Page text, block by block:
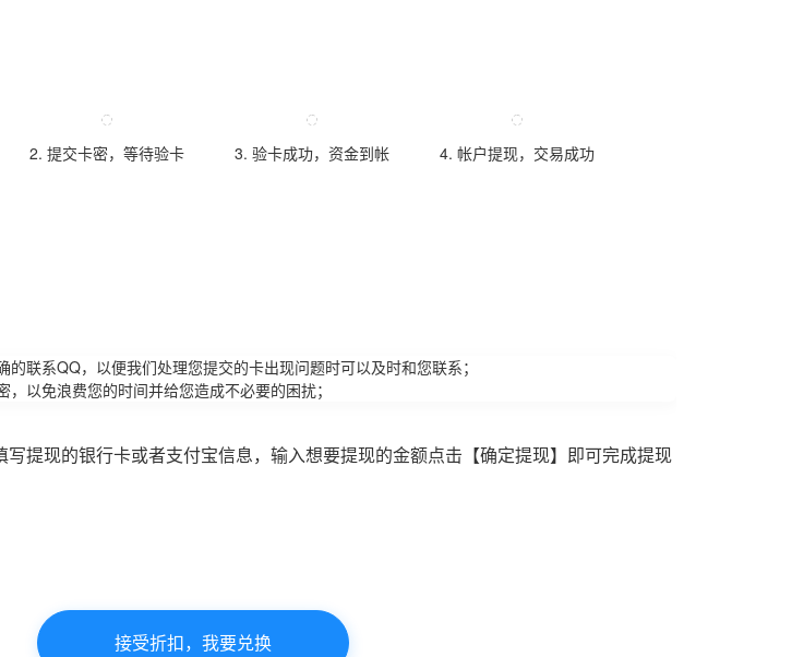
2. 提交卡密，等待验卡 3. 验卡成功，资金到帐 4. 帐户提现，交易成功
联系QQ，以便我们处理您提交的卡出现问题时可以及时和您联系；
以免浪费您的时间并给您造成不必要的困扰；
提现的银行卡或者支付宝信息，输入想要提现的金额点击【确定提现】即可完成提现
接受折扣，我要兑换